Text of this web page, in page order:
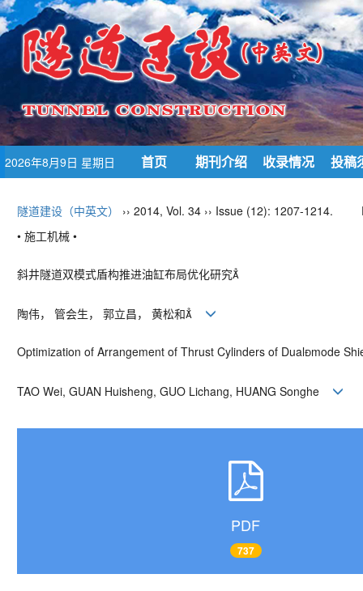
2026年8月9日 星期日 首页 期刊介绍 收录情况 投稿
隧道建设（中英文） ›› 2014, Vol. 34 ›› Issue (12): 1207-1214.
• 施工机械 •
斜井隧道双模式盾构推进油缸布局优化研究
陶伟， 管会生， 郭立昌， 黄松和
Optimization of Arrangement of Thrust Cylinders of Dualmode
TAO Wei, GUAN Huisheng, GUO Lichang, HUANG Songhe
PDF
737